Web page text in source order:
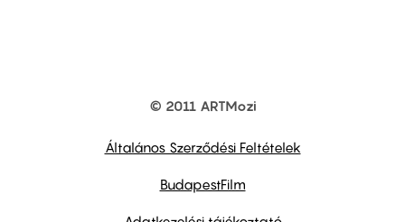
© 2011 ARTMozi
Általános Szerződési Feltételek
BudapestFilm